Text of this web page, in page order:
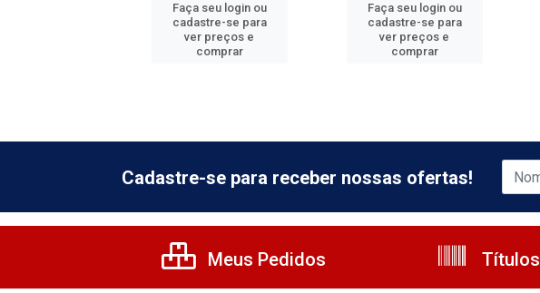
Faça seu login ou
cadastre-se para
ver preços e
comprar
Faça seu login ou
cadastre-se para
ver preços e
comprar
Cadastre-se para receber nossas ofertas!
Meus Pedidos Títulos